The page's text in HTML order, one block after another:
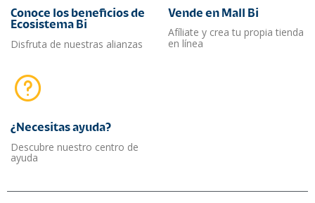
Conoce los beneficios de
Ecosistema Bi
Disfruta de nuestras alianzas
Vende en Mall Bi
Afíliate y crea tu propia tienda
en línea
¿Necesitas ayuda?​
Descubre nuestro centro de
ayuda